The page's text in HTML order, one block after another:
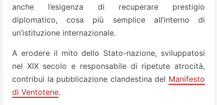
anche l’esigenza di recuperare prestigio
diplomatico, cosa più semplice all’interno di
un’istituzione internazionale.
A erodere il mito dello Stato-nazione, sviluppatosi
nel XIX secolo e responsabile di ripetute atrocità,
contribuì la pubblicazione clandestina del Manifesto
di Ventotene.